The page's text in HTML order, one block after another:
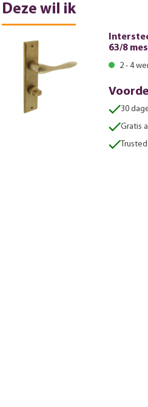
Deze wil ik
63/8
2 - 4
30
Gratis